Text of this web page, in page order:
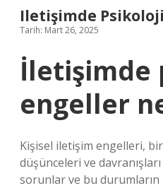
Iletişimde
Tarih: Mart 26, 2025
İletişimde
engeller
Kişisel iletişim engelleri,
düşünceleri ve
sorunlar ve bu